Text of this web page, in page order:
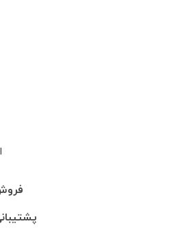
فروش:
پشتیبانی: 95-